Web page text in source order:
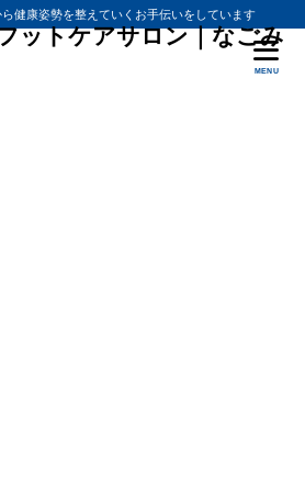
健康姿勢を整えていくお手伝いをしています
ットケアサロン｜なごみ
MENU